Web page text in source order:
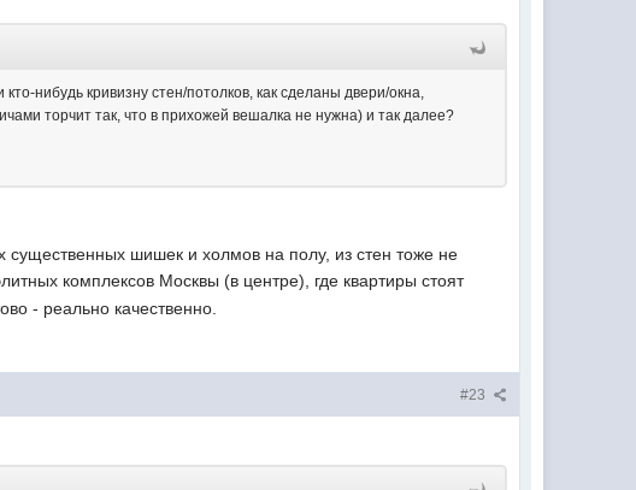
нибудь кривизну стен/потолков, как сделаны двери/окна,
торчит так, что в прихожей вешалка не нужна) и так далее?
существенных шишек и холмов на полу, из стен тоже не
комплексов Москвы (в центре), где квартиры стоят
- реально качественно.
#23